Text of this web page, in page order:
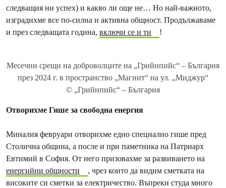
следващия ни успех) и какво ли още не… Но най-важното,
изградихме все по-силна и активна общност. Продължаваме
и през следващата година, включи се и ти !
Месечни срещи на доброволците на „Грийнпийс“ – България
през 2024 г. в пространство „Магнит“ на ул. „Миджур“
© „Грийнпийс“ – България
Отворихме Гише за свободна енергия
Миналия февруари отворихме едно специално гише пред
Столична община, а после и при паметника на Патриарх
Евтимий в София. От него призовахме за развиването на
енергийни общности
, чрез които да видим сметката на
високите си сметки за електричество. Въпреки студа много